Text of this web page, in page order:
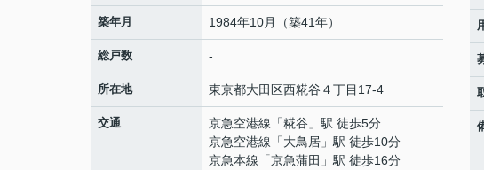
築年月 1984年10月（築41年）
総戸数 -
所在地 東京都大田区西糀谷 ４丁目17-4
交通 京急空港線 「糀谷 」駅 徒歩5分
京急空港線 「大鳥居 」駅 徒歩10分
京急本線 「京急蒲田 」駅 徒歩16分